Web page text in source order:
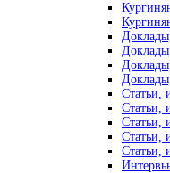
Статьи,
Статьи,
Статьи,
Статьи,
Статьи,